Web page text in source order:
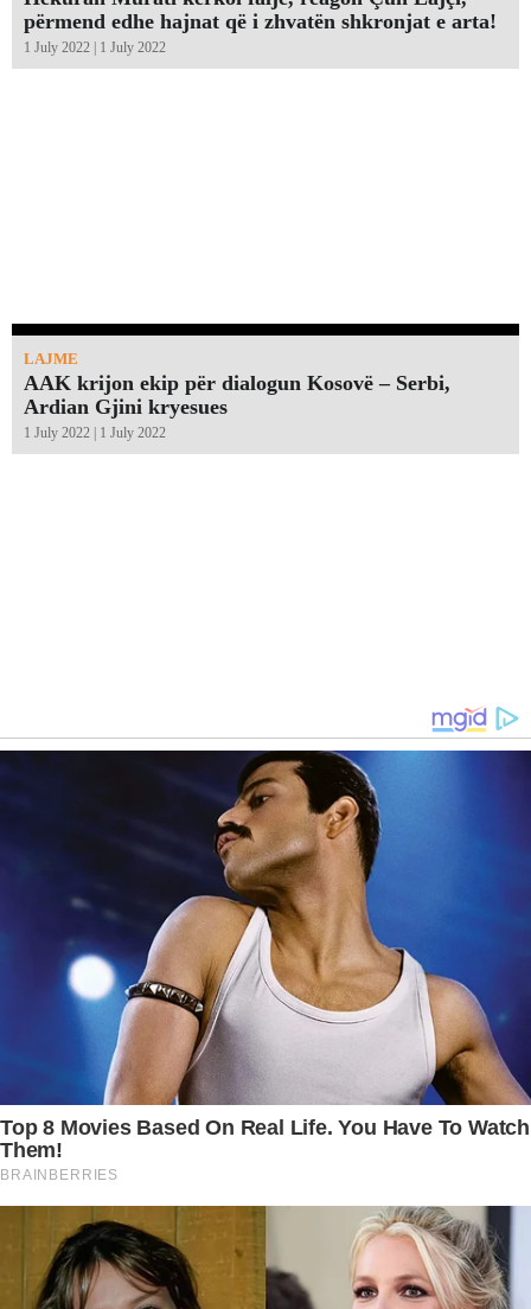
përmend edhe hajnat që i zhvatën shkronjat e arta!￼
1 July 2022 | 1 July 2022
LAJME
AAK krijon ekip për dialogun Kosovë – Serbi,
Ardian Gjini kryesues
1 July 2022 | 1 July 2022